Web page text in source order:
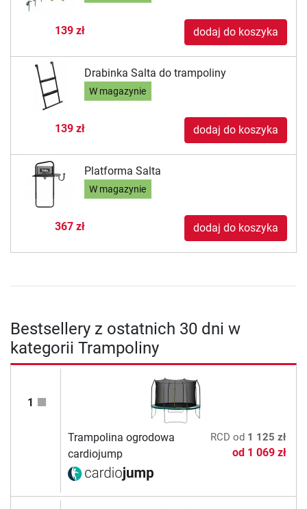
139 zł dodaj do koszyka
Drabinka Salta do trampoliny
W magazynie
139 zł dodaj do koszyka
Platforma Salta
W magazynie
367 zł dodaj do koszyka
Bestsellery z ostatnich 30 dni w
kategorii Trampoliny
1
Trampolina ogrodowa
cardiojump
RCD od 1 125 zł
od 1 069 zł